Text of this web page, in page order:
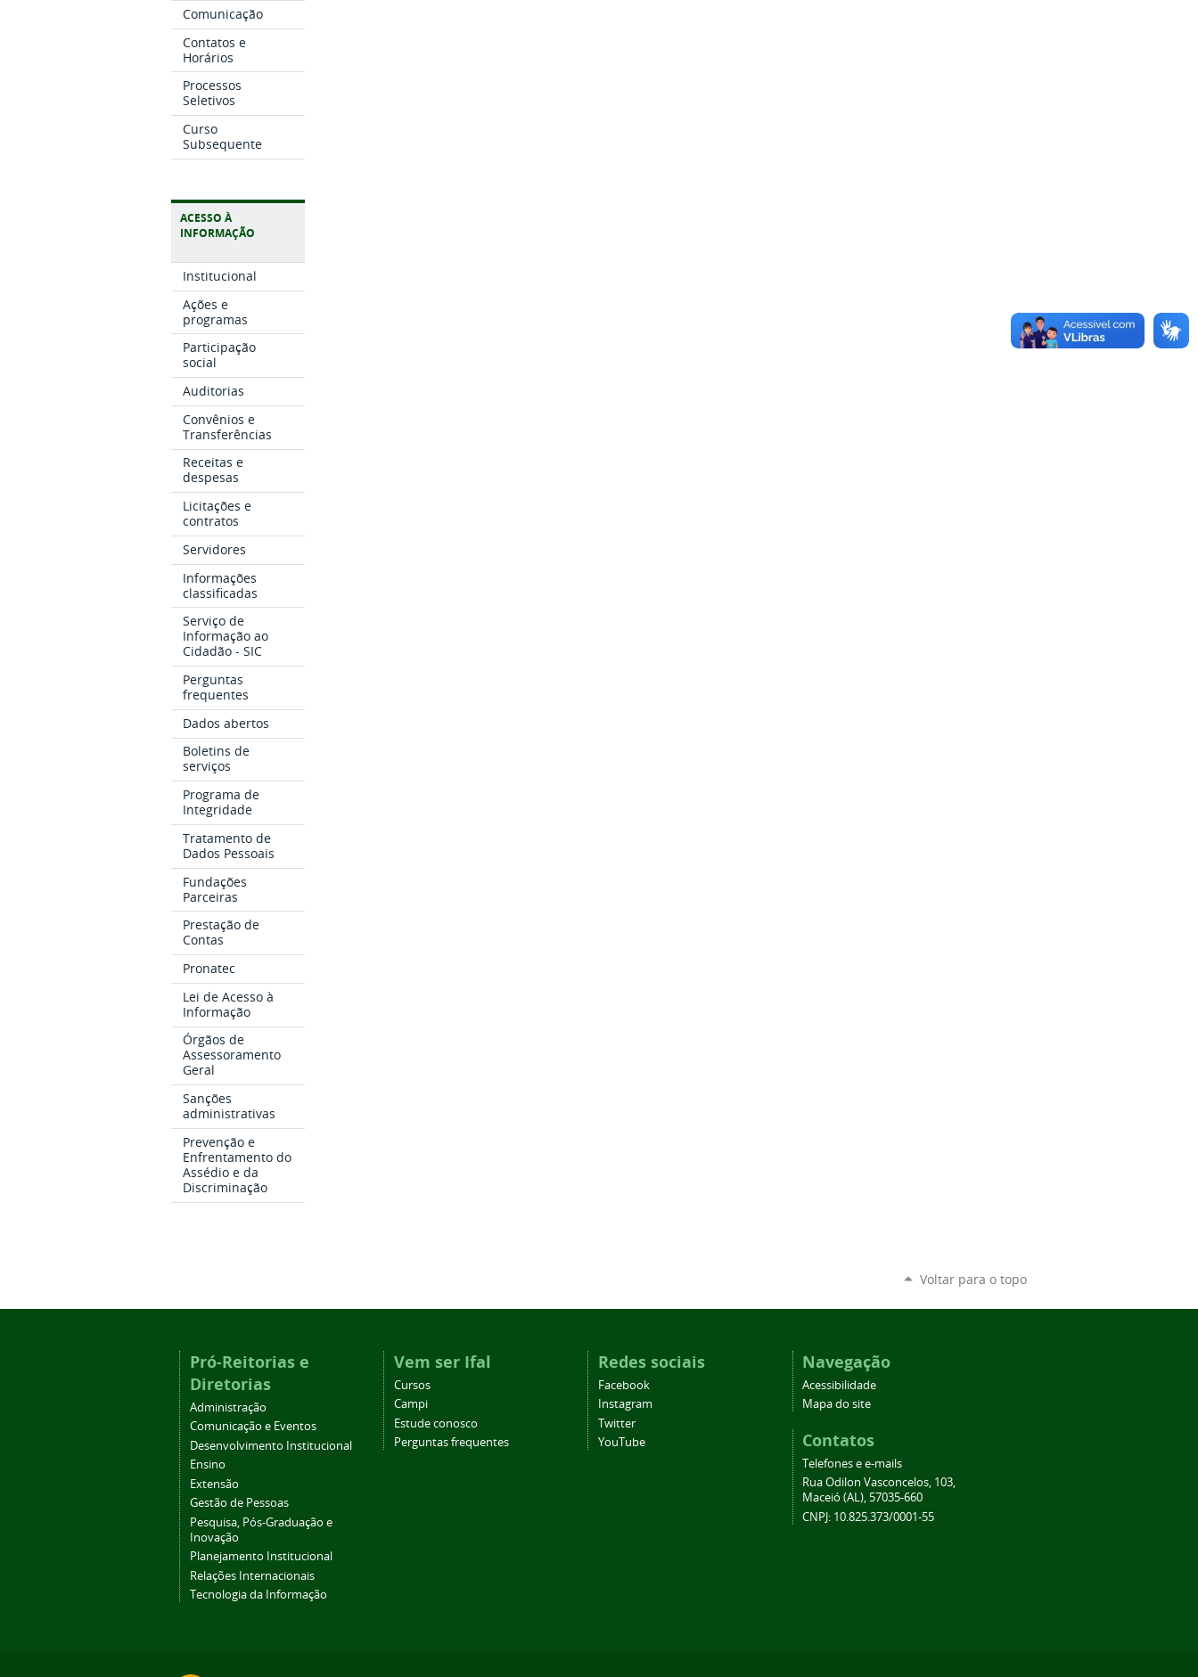
Comunicação
Contatos e
Horários
Processos
Seletivos
Curso
Subsequente
ACESSO À
INFORMAÇÃO
Institucional
Ações e
programas
Participação
social
Auditorias
Convênios e
Transferências
Receitas e
despesas
Licitações e
contratos
Servidores
Informações
classificadas
Serviço de
Informação ao
Cidadão - SIC
Perguntas
frequentes
Dados abertos
Boletins de
serviços
Programa de
Integridade
Tratamento de
Dados Pessoais
Fundações
Parceiras
Prestação de
Contas
Pronatec
Lei de Acesso à
Informação
Órgãos de
Assessoramento
Geral
Sanções
administrativas
Prevenção e
Enfrentamento do
Assédio e da
Discriminação
Voltar para o topo
Pró-Reitorias e
Diretorias
Administração
Comunicação e Eventos
Desenvolvimento Institucional
Ensino
Extensão
Gestão de Pessoas
Pesquisa, Pós-Graduação e
Inovação
Planejamento Institucional
Relações Internacionais
Tecnologia da Informação
Vem ser Ifal
Cursos
Campi
Estude conosco
Perguntas frequentes
Redes sociais
Facebook
Instagram
Twitter
YouTube
Navegação
Acessibilidade
Mapa do site
Contatos
Telefones e e-mails
Rua Odilon Vasconcelos, 103,
Maceió (AL), 57035-660
CNPJ: 10.825.373/0001-55